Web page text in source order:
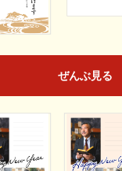
ぜんぶ見る